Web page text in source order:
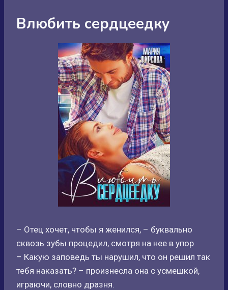
Влюбить сердцеедку
– Отец хочет, чтобы я женился, – буквально
сквозь зубы процедил, смотря на нее в упор
– Какую заповедь ты нарушил, что он решил так
тебя наказать? – произнесла она с усмешкой,
играючи, словно дразня.